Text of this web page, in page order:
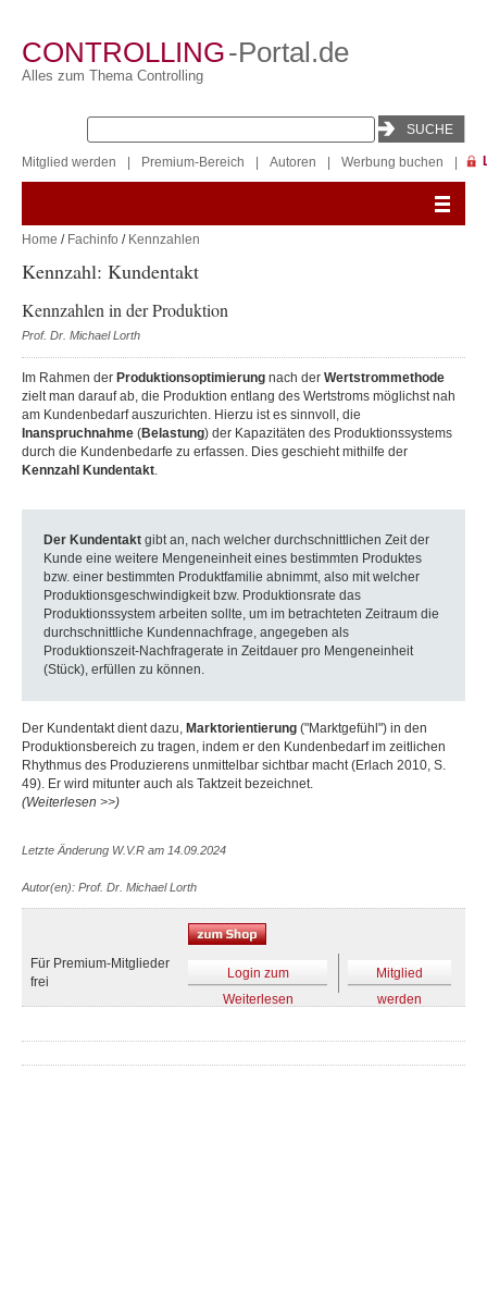
CONTROLLING-Portal.de
Alles zum Thema Controlling
Mitglied werden Premium-Bereich Autoren Werbung buchen
Home / Fachinfo / Kennzahlen
Kennzahl: Kundentakt
Kennzahlen in der Produktion
Prof. Dr. Michael Lorth
Im Rahmen der Produktionsoptimierung nach der Wertstrommethode
zielt man darauf ab, die Produktion entlang des Wertstroms möglichst nah
am Kundenbedarf auszurichten. Hierzu ist es sinnvoll, die
Inanspruchnahme (Belastung) der Kapazitäten des Produktionssystems
durch die Kundenbedarfe zu erfassen. Dies geschieht mithilfe der
Kennzahl Kundentakt.
Der Kundentakt gibt an, nach welcher durchschnittlichen Zeit der
Kunde eine weitere Mengeneinheit eines bestimmten Produktes
bzw. einer bestimmten Produktfamilie abnimmt, also mit welcher
Produktionsgeschwindigkeit bzw. Produktionsrate das
Produktionssystem arbeiten sollte, um im betrachteten Zeitraum die
durchschnittliche Kundennachfrage, angegeben als
Produktionszeit-Nachfragerate in Zeitdauer pro Mengeneinheit
(Stück), erfüllen zu können.
Der Kundentakt dient dazu, Marktorientierung ("Marktgefühl") in den
Produktionsbereich zu tragen, indem er den Kundenbedarf im zeitlichen
Rhythmus des Produzierens unmittelbar sichtbar macht (Erlach 2010, S.
49). Er wird mitunter auch als Taktzeit bezeichnet.
(Weiterlesen >>)
Letzte Änderung W.V.R am 14.09.2024
Autor(en): Prof. Dr. Michael Lorth
Für Premium-Mitglieder
frei
Login zum
Weiterlesen
Mitglied
werden